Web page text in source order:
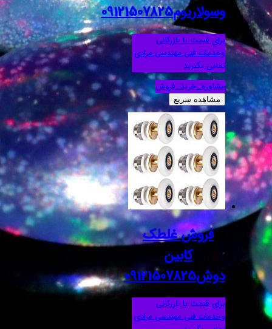
وسولاریوم09121507825
برای قیمت با بازرگانی
وخدمات فنی مهندسی مرادی
تماس بگیرید
مشاوره_خرید_فروش
مشاهده سریع
فروش غلطک
کابین
دوش09121507825
برای قیمت با بازرگانی
وخدمات فنی مهندسی مرادی